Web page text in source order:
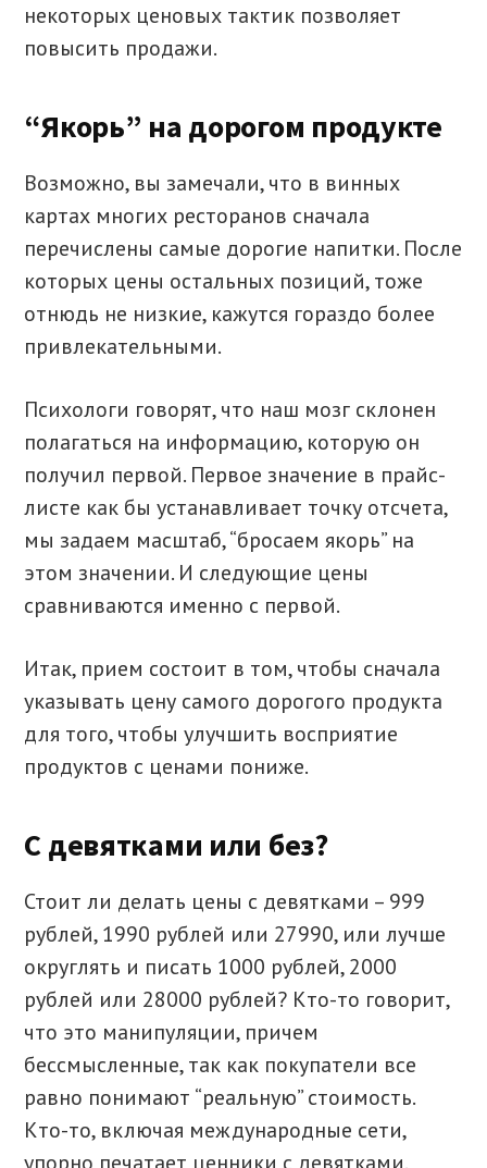
некоторых ценовых тактик позволяет
повысить продажи.
“Якорь” на дорогом продукте
Возможно, вы замечали, что в винных
картах многих ресторанов сначала
перечислены самые дорогие напитки. После
которых цены остальных позиций, тоже
отнюдь не низкие, кажутся гораздо более
привлекательными.
Психологи говорят, что наш мозг склонен
полагаться на информацию, которую он
получил первой. Первое значение в прайс-
листе как бы устанавливает точку отсчета,
мы задаем масштаб, “бросаем якорь” на
этом значении. И следующие цены
сравниваются именно с первой.
Итак, прием состоит в том, чтобы сначала
указывать цену самого дорогого продукта
для того, чтобы улучшить восприятие
продуктов с ценами пониже.
С девятками или без?
Стоит ли делать цены с девятками – 999
рублей, 1990 рублей или 27990, или лучше
округлять и писать 1000 рублей, 2000
рублей или 28000 рублей? Кто-то говорит,
что это манипуляции, причем
бессмысленные, так как покупатели все
равно понимают “реальную” стоимость.
Кто-то, включая международные сети,